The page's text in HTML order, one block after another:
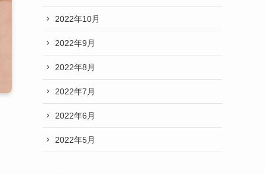
2022年10月
2022年9月
2022年8月
2022年7月
2022年6月
2022年5月